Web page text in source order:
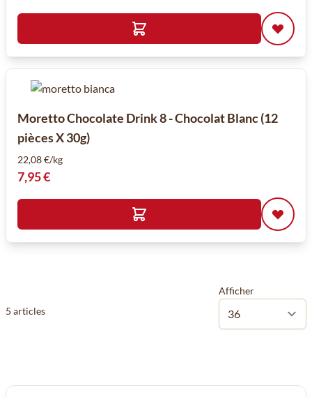
Moretto Chocolate Drink 8 - Chocolat Blanc (12
pièces X 30g)
22,08 €/kg
7,95 €
5 articles
Afficher